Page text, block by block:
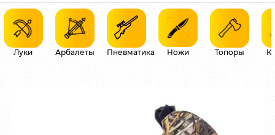
Луки Арбалеты Пневматика Ножи Топоры